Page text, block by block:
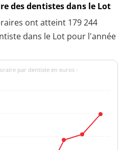
des dentistes dans le Lot
ont atteint 179 244
dans le Lot pour l'année
par dentiste en euros -